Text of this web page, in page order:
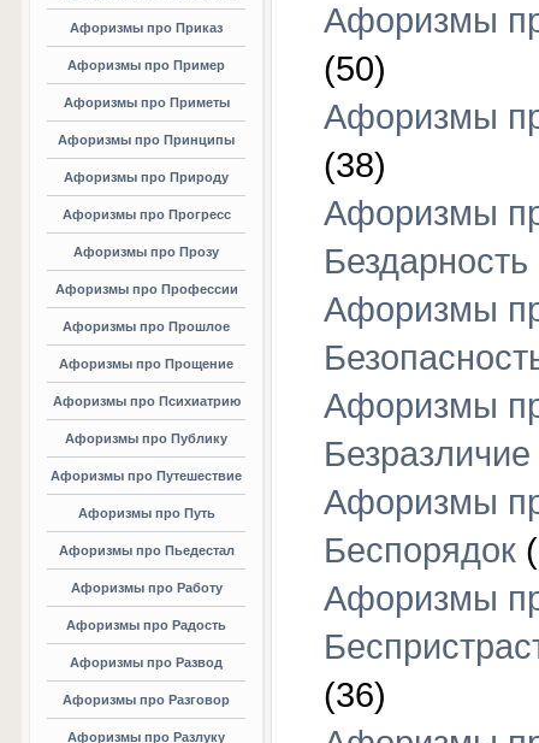
Афоризмы про Приказ
Афоризмы про Пример
Афоризмы про Приметы
Афоризмы про Принципы
Афоризмы про Природу
Афоризмы про Прогресс
Афоризмы про Прозу
Афоризмы про Профессии
Афоризмы про Прошлое
Афоризмы про Прощение
Афоризмы про Психиатрию
Афоризмы про Публику
Афоризмы про Путешествие
Афоризмы про Путь
Афоризмы про Пьедестал
Афоризмы про Работу
Афоризмы про Радость
Афоризмы про Развод
Афоризмы про Разговор
Афоризмы про Разлуку
Афоризмы
(50)
Афоризмы
(38)
Афоризмы
Бездарность
Афоризмы
Афоризмы
Безразличие
Афоризмы
Беспорядок
Афоризмы
(36)